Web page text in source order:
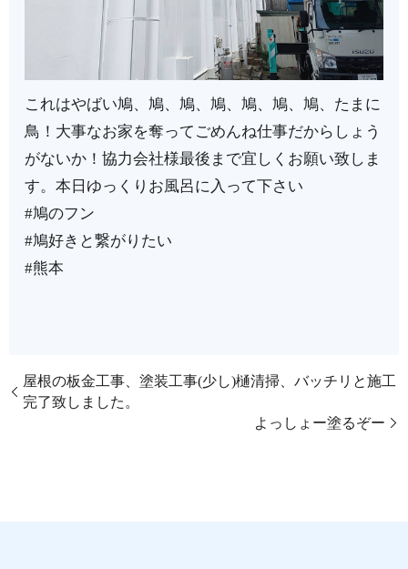
これはやばい️鳩、鳩、鳩、鳩、鳩、鳩、鳩、たまに
鳥！大事なお家を奪ってごめんね仕事だからしょう
がないか！協力会社様最後まで宜しくお願い致しま
す。本日ゆっくりお風呂に入って下さい
#鳩のフン
#鳩好きと繋がりたい
#熊本
屋根の板金工事、塗装工事(少し)樋清掃、バッチリと施工
完了致しました。
よっしょー塗るぞー